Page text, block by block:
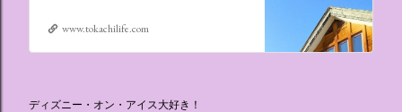
www.tokachilife.com
ディズニー・オン・アイス大好き！